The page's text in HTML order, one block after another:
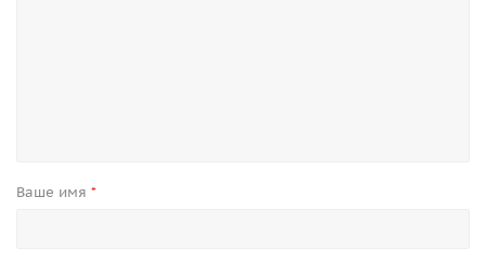
Ваше имя *